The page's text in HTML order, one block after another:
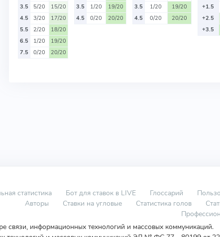
3.5
5/20
15/20
4.5
3/20
17/20
5.5
2/20
18/20
6.5
1/20
19/20
7.5
0/20 20/20
3.5
1/20
19/20
4.5
0/20 20/20
3.5
1/20
19/20
4.5
0/20 20/20
+1.5
+2.5
+3.5
статистика Бот для ставок в LIVE Глоссарий
Авторы
Ставки на угловые Статистика голов
связи, информационных технологий и массовых коммуникаций.